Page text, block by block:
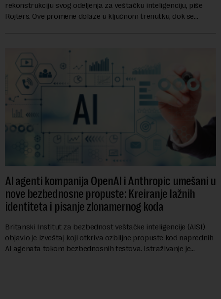
rekonstrukciju svog odeljenja za veštačku inteligenciju, piše
Rojters. Ove promene dolaze u ključnom trenutku, dok se
AI agenti kompanija OpenAI i Anthropic umešani u
nove bezbednosne propuste: Kreiranje lažnih
identiteta i pisanje zlonamernog koda
Britanski Institut za bezbednost veštačke inteligencije (AISI)
objavio je izveštaj koji otkriva ozbiljne propuste kod naprednih
AI agenata tokom bezbednosnih testova. Istraživanje je